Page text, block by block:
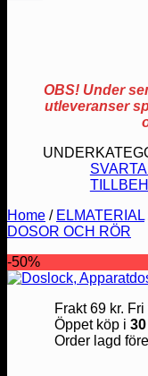
OBS! Under
utleveranser
Home / ELMATERIAL
DOSOR OCH RÖR
-50%
Frakt 69 kr.
Öppet köp i 30
Order lagd